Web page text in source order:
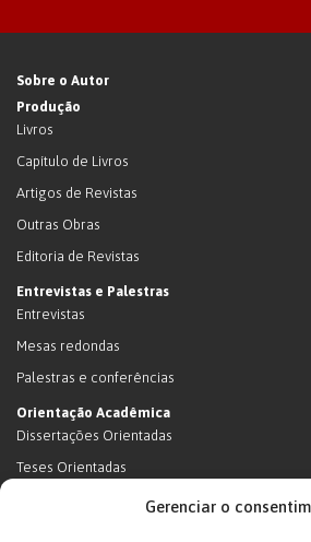
Gerenciar o
Sobre o Autor
Produção
Livros
Capítulo de Livros
Artigos de Revistas
Outras Obras
Editoria de Revistas
Entrevistas e Palestras
Entrevistas
Mesas redondas
Palestras e conferências
Orientação Acadêmica
Dissertações Orientadas
Teses Orientadas
Livros (dissertações e teses)